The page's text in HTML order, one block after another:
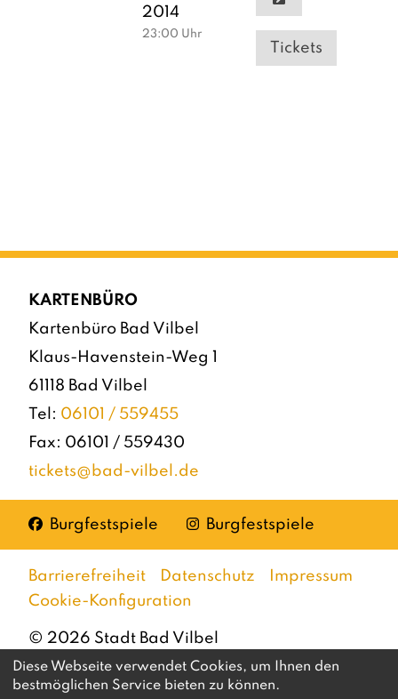
2014
23:00 Uhr
Tickets
KARTENBÜRO
Kartenbüro Bad Vilbel
Klaus-Havenstein-Weg 1
61118 Bad Vilbel
Tel: 06101 / 559455
Fax: 06101 / 559430
tickets@bad-vilbel.de
Facebook
Burgfestspiele Instagram
Burgfestspiele
© 2026 Stadt Bad Vilbel
Barrierefreiheit Datenschutz
Impressum
Cookie-Konfiguration
Diese Webseite verwendet Cookies, um Ihnen den
bestmöglichen Service bieten zu können.